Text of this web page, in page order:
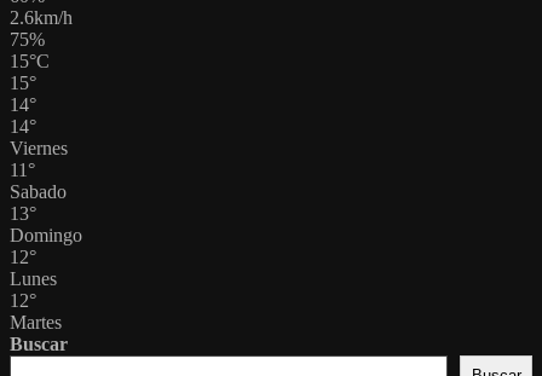
2.6km/h
75%
15°C
15°
14°
14°
Viernes
11°
Sabado
13°
Domingo
12°
Lunes
12°
Martes
Buscar